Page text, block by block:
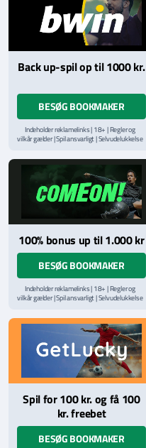
Back up-spil op til 1000 kr.
BESØG BOOKMAKER
Indeholder reklamelinks | 18+ | Regler og
vilkår gælder | Spil ansvarligt | Selvudelukkelse
hjælpelinje påStopSpillet.dk
100% bonus up til 1.000 kr
BESØG BOOKMAKER
Indeholder reklamelinks | 18+ | Regler og
vilkår gælder | Spil ansvarligt | Selvudelukkelse
hjælpelinje påStopSpillet.dk
Læs vilkår og betingelserher
Spil for 100 kr. og få 100
kr. freebet
BESØG BOOKMAKER